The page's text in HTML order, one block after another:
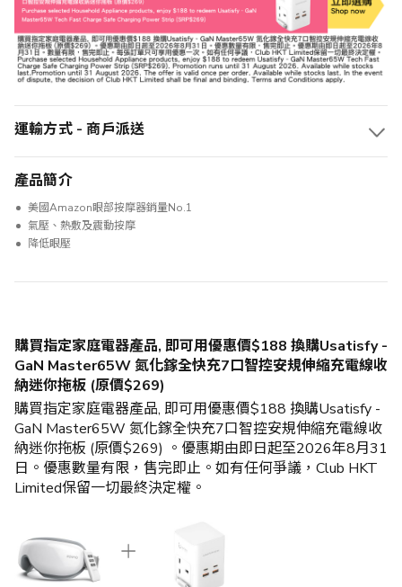
運輸方式 - 商戶派送
產品簡介
美國Amazon眼部按摩器銷量No.1
氣壓、熱敷及震動按摩
降低眼壓
購買指定家庭電器產品, 即可用優惠價$188 換購Usatisfy -
GaN Master65W 氮化鎵全快充7口智控安規伸縮充電線收
納迷你拖板 (原價$269)
購買指定家庭電器產品, 即可用優惠價$188 換購Usatisfy -
GaN Master65W 氮化鎵全快充7口智控安規伸縮充電線收
納迷你拖板 (原價$269) 。優惠期由即日起至2026年8月31
日。優惠數量有限，售完即止。如有任何爭議，Club HKT
Limited保留一切最終決定權。